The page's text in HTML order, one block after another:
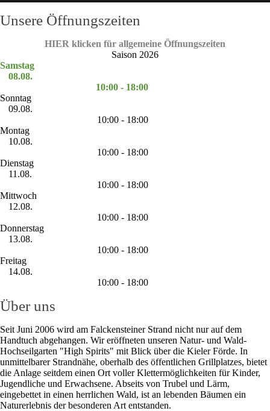
Unsere Öffnungszeiten
HIER klicken für allgemeine Öffnungszeiten
Saison 2026
Samstag
08.08.
10:00 - 18:00
Sonntag
09.08.
10:00 - 18:00
Montag
10.08.
10:00 - 18:00
Dienstag
11.08.
10:00 - 18:00
Mittwoch
12.08.
10:00 - 18:00
Donnerstag
13.08.
10:00 - 18:00
Freitag
14.08.
10:00 - 18:00
Über uns
Seit Juni 2006 wird am Falckensteiner Strand nicht nur auf dem
Handtuch abgehangen. Wir eröffneten unseren Natur- und Wald-
Hochseilgarten "High Spirits" mit Blick über die Kieler Förde. In
unmittelbarer Strandnähe, oberhalb des öffentlichen Grillplatzes, bietet
die Anlage seitdem einen Ort voller Klettermöglichkeiten für Kinder,
Jugendliche und Erwachsene. Abseits von Trubel und Lärm,
eingebettet in einen herrlichen Wald, ist an lebenden Bäumen ein
Naturerlebnis der besonderen Art entstanden.